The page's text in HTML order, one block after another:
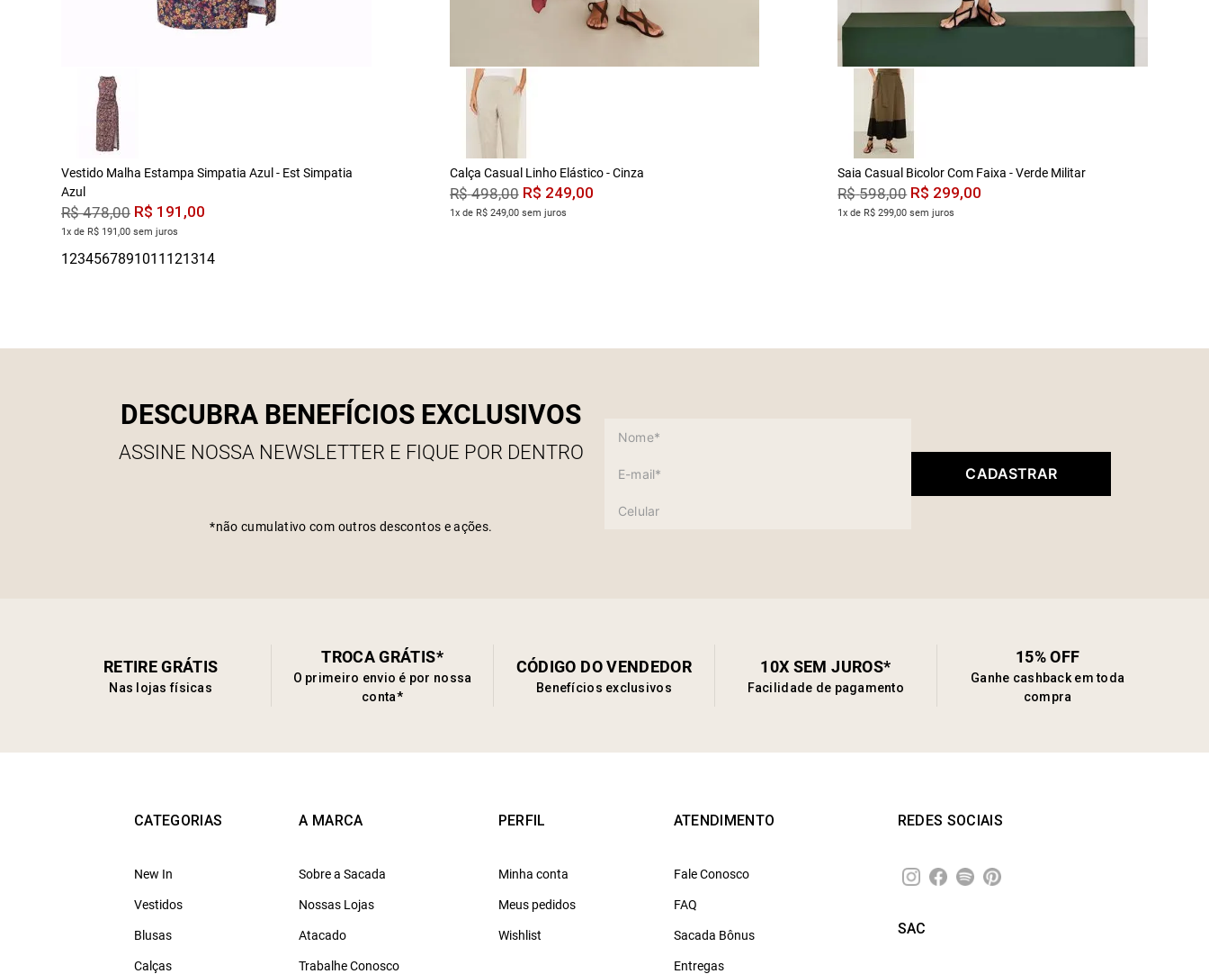
Vestido Malha Estampa Simpatia Azul - Est Simpatia
Azul
R$ 478,00 R$ 191 ,00
1x de R$ 191,00 sem juros
Calça Casual Linho Elástico - Cinza
R$ 498,00 R$ 249,00
1x de R$ 249,00 sem juros
Saia Casual Bicolor Com Faixa - Verde Militar
R$ 598,00 R$ 299,00
1x de R$ 299,00 sem juros
DESCUBRA BENEFÍCIOS EXCLUSIVOS
ASSINE NOSSA NEWSLETTER E FIQUE POR DENTRO
*não cumulativo com outros descontos e ações.
CADASTRAR
RETIRE GRÁTIS
Nas lojas físicas
TROCA GRÁTIS*
O primeiro envio é por nossa
conta*
CÓDIGO DO VENDEDOR
Benefícios exclusivos
10X SEM JUROS*
Facilidade de pagamento
15% OFF
Ganhe cashback em toda
compra
CATEGORIAS
New In
Vestidos
Blusas
Calças
A MARCA
Sobre a Sacada
Nossas Lojas
Atacado
Trabalhe Conosco
PERFIL
Minha conta
Meus pedidos
Wishlist
ATENDIMENTO
Fale Conosco
FAQ
Sacada Bônus
Entregas
REDES SOCIAIS
SAC